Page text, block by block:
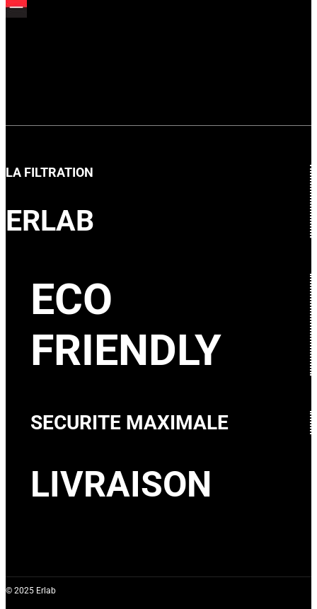
LA FILTRATION
ERLAB
ECO
FRIENDLY
SECURITE MAXIMALE
LIVRAISON
© 2025 Erlab